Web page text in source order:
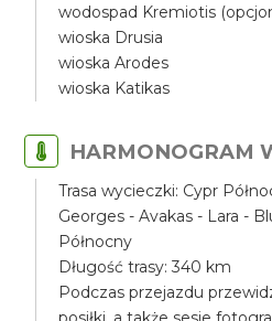
wodospad Kremiotis
wioska Drusia
wioska Arodes
wioska Katikas
HARMONOGRAM
Trasa wycieczki: Cypr
Georges - Avakas - Lara -
Północny
Długość trasy: 340 km
Podczas przejazdu